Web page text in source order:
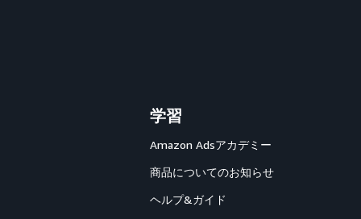
学習
Amazon Adsアカデミー
商品についてのお知らせ
ヘルプ&ガイド